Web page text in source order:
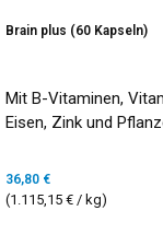
Brain plus (60 Kapseln)
Mit B-Vitaminen,
Eisen, Zink und
36,80 €
(1.115,15 € / kg)